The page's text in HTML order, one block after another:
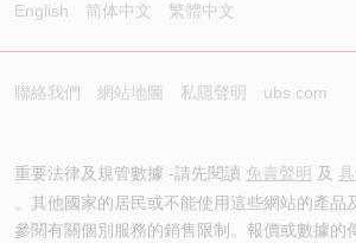
English 简体中文 繁體中文
聯絡我們 網站地圖 私隱聲明 ubs.com
重要法律及規管數據 -請先閱讀 免責聲明 及
。其他國家的居民或不能使用這些網站的產品
參閱有關個別服務的銷售限制。報價或數據的